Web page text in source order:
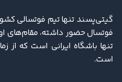
گیتی‌پسند تنها تیم فوتسالی
فوتسال حضور داشته، مقام‌های
تنها باشگاه ایرانی است که از
است.